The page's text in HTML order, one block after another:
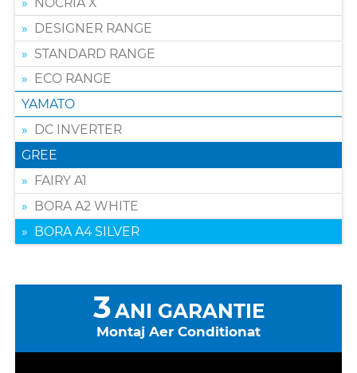
DESIGNER RANGE
STANDARD RANGE
ECO RANGE
YAMATO
DC INVERTER
GREE
FAIRY A1
BORA A2 WHITE
BORA A4 SILVER
3ANI GARANTIE
Montaj Aer Conditionat